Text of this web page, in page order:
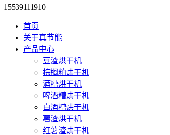
15539111910
首页
关于真节能
产品中心
豆渣烘干机
棕榈粕烘干机
酒糟烘干机
啤酒糟烘干机
白酒糟烘干机
薯渣烘干机
红薯渣烘干机